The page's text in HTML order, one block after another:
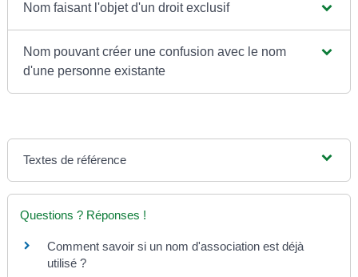
Nom faisant l'objet d'un droit exclusif
Nom pouvant créer une confusion avec le nom
d'une personne existante
Textes de référence
Questions ? Réponses !
Comment savoir si un nom d'association est déjà
utilisé ?